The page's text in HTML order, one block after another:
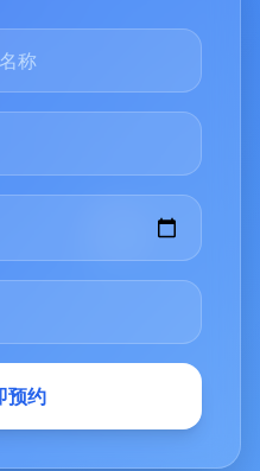
预约